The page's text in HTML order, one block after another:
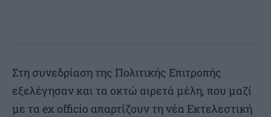
Στη συνεδρίαση της Πολιτικής Επιτροπής
εξελέγησαν και τα οκτώ αιρετά μέλη, που μαζί
με τα ex officio απαρτίζουν τη νέα Εκτελεστική